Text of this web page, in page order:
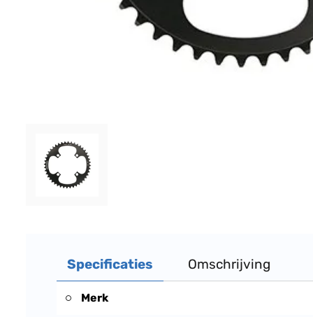
Specificaties Omschrijving
Merk